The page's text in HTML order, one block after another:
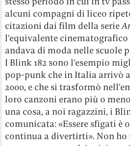
alcuni compagni di liceo
citazioni dai film della serie
l’equivalente
andava di moda nelle scuole
I Blink 182 sono l’esempio
pop-punk che in Italia arrivò
2000, e che si trasformò
loro canzoni erano più o
una cosa, a noi ragazzini, i
comunicata: «Essere sfigati è
continua a divertirti». Non